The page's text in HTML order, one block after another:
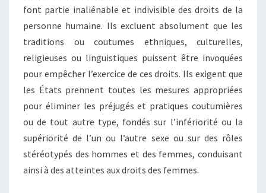
font partie inaliénable et indivisible des droits de la
personne humaine. Ils excluent absolument que les
traditions ou coutumes ethniques, culturelles,
religieuses ou linguistiques puissent être invoquées
pour empêcher l’exercice de ces droits. Ils exigent que
les États prennent toutes les mesures appropriées
pour éliminer les préjugés et pratiques coutumières
ou de tout autre type, fondés sur l’infériorité ou la
supériorité de l’un ou l’autre sexe ou sur des rôles
stéréotypés des hommes et des femmes, conduisant
ainsi à des atteintes aux droits des femmes.